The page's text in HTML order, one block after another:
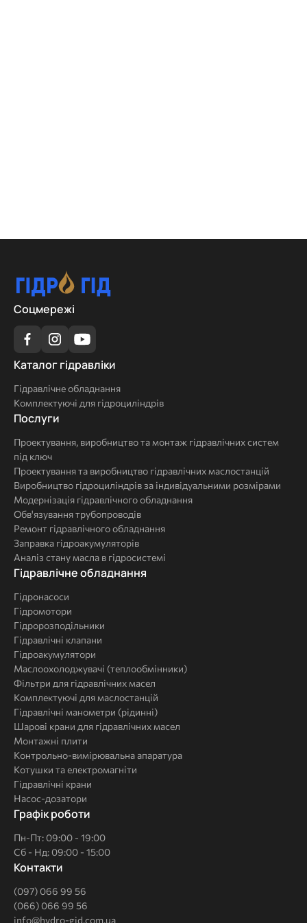
Соцмережі
Каталог
Каталог гідравліки
Гідравлічне обладнання
Комплектуючі для гідроциліндрів
Послуги
Послуги
Проектування, виробництво та монтаж гідравлічних систем
під ключ
Проектування та виробництво гідравлічних маслостанцій
Виробництво гідроциліндрів за індивідуальними розмірами
Модернізація гідравлічного обладнання
Обв'язування трубопроводів
Ремонт гідравлічного обладнання
Заправка гідроакумуляторів
Аналіз стану масла в гідросистемі
Комплексні
Гідравлічне обладнання
Гідронасоси
Гідромотори
Гідророзподільники
Гідравлічні клапани
Гідроакумулятори
Маслоохолоджувачі (теплообмінники)
Фільтри для гідравлічних масел
Комплектуючі для маслостанцій
Гідравлічні манометри (рідинні)
Шарові крани для гідравлічних масел
Монтажні плити
Контрольно-вимірювальна апаратура
Котушки та електромагніти
Гідравлічні крани
Насос-дозатори
Графік роботи
Пн-Пт: 09:00 - 19:00
Сб - Нд: 09:00 - 15:00
Контакти
(097) 066 99 56
(066) 066 99 56
info@hydro-gid.com.ua